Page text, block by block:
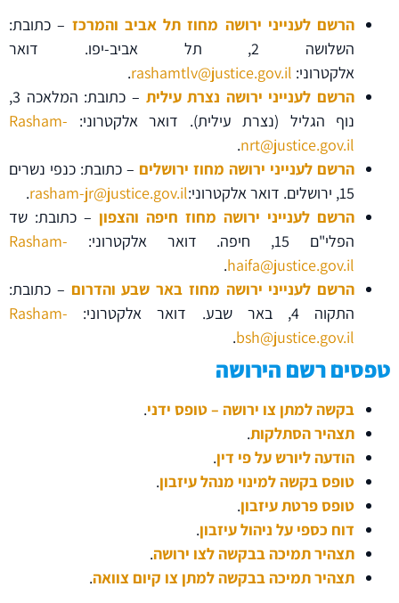
הרשם לענייני ירושה מחוז תל אביב והמרכז – כתובת:
השלושה 2, תל אביב-יפו. דואר
אלקטרוני: rashamtlv@justice.gov.il
.
הרשם לענייני ירושה נצרת עילית
– כתובת: המלאכה 3,
נוף הגליל (נצרת עילית). דואר אלקטרוני: Rasham-
nrt@justice.gov.il
.
הרשם לענייני ירושה מחוז ירושלים – כתובת: כנפי נשרים
15, ירושלים. דואר אלקטרוני:
rasham-jr@justice.gov.il
.
הרשם לענייני ירושה מחוז חיפה והצפון – כתובת: שד
הפלי"ם 15, חיפה. דואר אלקטרוני:
Rasham-
haifa@justice.gov.il
.
הרשם לענייני ירושה מחוז באר שבע והדרום – כתובת:
התקוה 4, באר שבע. דואר אלקטרוני:
Rasham-
bsh@justice.gov.il
.
טפסים רשם הירושה
בקשה למתן צו ירושה – טופס ידני.
תצהיר הסתלקות.
הודעה ליורש על פי דין.
טופס בקשה למינוי מנהל עיזבון.
טופס פרטת עיזבון.
דוח כספי על ניהול עיזבון.
תצהיר תמיכה בבקשה לצו ירושה.
תצהיר תמיכה בבקשה למתן צו קיום צוואה.